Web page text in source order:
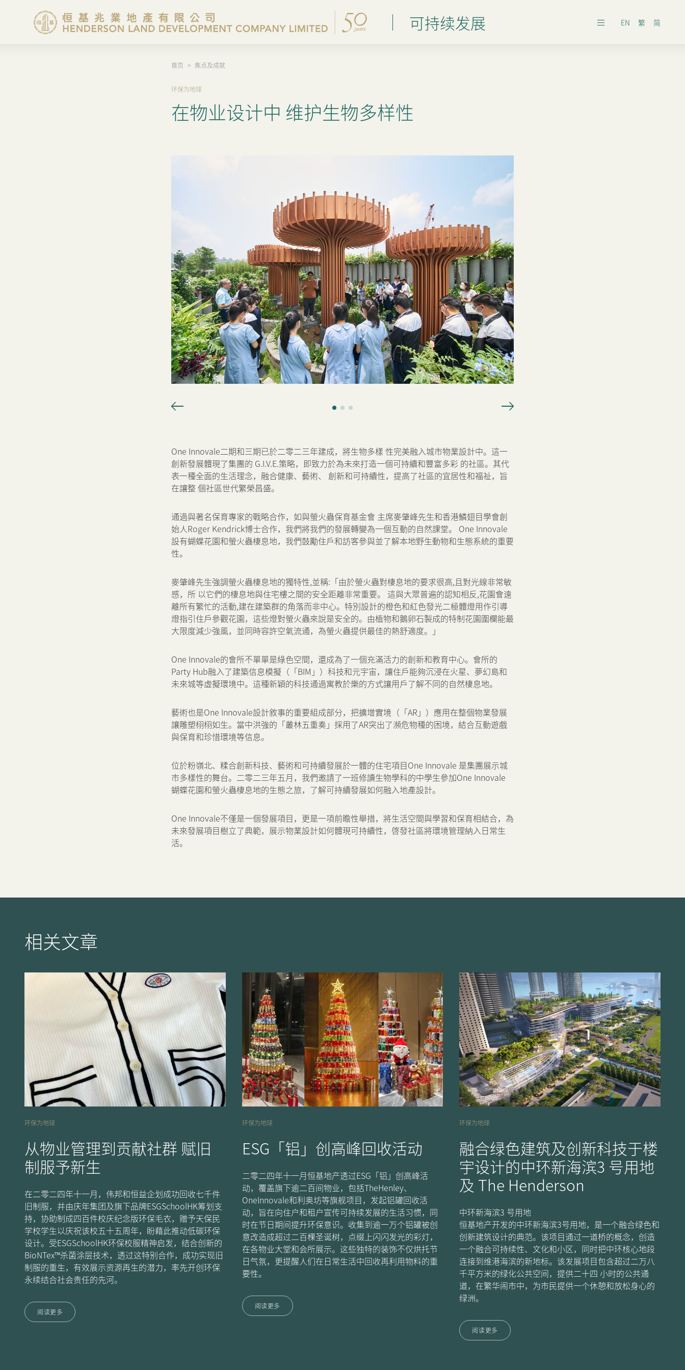
可持续发展 EN 繁 简
首页 > 焦点及成就
环保为地球
在物业设计中 维护生物多样性
One Innovale二期和三期已於二零二三年建成，將生物多樣 性完美融入城市物業設計中。這一
創新發展體現了集團的 G.I.V.E.策略，即致力於為未來打造一個可持續和豐富多彩 的社區。其代
表一種全面的生活理念，融合健康、藝術、 創新和可持續性，提高了社區的宜居性和福祉，旨
在讓整 個社區世代繁榮昌盛。
通過與著名保育專家的戰略合作，如與螢火蟲保育基金會 主席麥肇峰先生和香港鱗翅目學會創
始人Roger Kendrick博士合作，我們將我們的發展轉變為一個互動的自然課堂。 One Innovale
設有蝴蝶花園和螢火蟲棲息地，我們鼓勵住戶和訪客參與並了解本地野生動物和生態系統的重要
性。
麥肇峰先生強調螢火蟲棲息地的獨特性,並稱:「由於螢火蟲對棲息地的要求很高,且對光線非常敏
感，所 以它們的棲息地與住宅樓之間的安全距離非常重要。 這與大眾普遍的認知相反,花園會遠
離所有繁忙的活動,建在建築群的角落而非中心。特別設計的橙色和紅色發光二極體燈用作引導
燈指引住戶參觀花園，這些燈對螢火蟲來說是安全的。由植物和鵝卵石製成的特制花園圍欄能最
大限度減少強風，並同時容許空氣流通，為螢火蟲提供最佳的熱舒適度。」
One Innovale的會所不單單是綠色空間，還成為了一個充滿活力的創新和教育中心。會所的
Party Hub融入了建築信息模擬（「BIM」）科技和元宇宙，讓住戶能夠沉浸在火星、夢幻島和
未來城等虛擬環境中。這種新穎的科技通過寓教於樂的方式讓用戶了解不同的自然棲息地。
藝術也是One Innovale設計敘事的重要組成部分，把擴增實境（「AR」）應用在整個物業發展
讓雕塑栩栩如生。當中洪強的「叢林五重奏」採用了AR突出了瀕危物種的困境，結合互動遊戲
與保育和珍惜環境等信息。
位於粉嶺北、糅合創新科技、藝術和可持續發展於一體的住宅項目One Innovale 是集團展示城
市多樣性的舞台。二零二三年五月，我們邀請了一班修讀生物學科的中學生參加One Innovale
蝴蝶花園和螢火蟲棲息地的生態之旅，了解可持續發展如何融入地產設計。
One Innovale不僅是一個發展項目，更是一項前瞻性舉措，將生活空間與學習和保育相結合，為
未來發展項目樹立了典範，展示物業設計如何體現可持續性，啓發社區將環境管理納入日常生
活。
相关文章
环保为地球
从物业管理到贡献社群 赋旧
制服予新生
在二零二四年十一月，伟邦和恒益企划成功回收七千件
旧制服，并由庆年集团及旗下品牌ESGSchoolHK筹划支
持，协助制成四百件校庆纪念版环保毛衣，赠予天保民
学校学生以庆祝该校五十五周年，盼藉此推动低碳环保
设计。受ESGSchoolHK环保校服精神启发，结合创新的
BioNTex™杀菌涂层技术，透过这特别合作，成功实现旧
制服的重生，有效展示资源再生的潜力，率先开创环保
永续结合社会责任的先河。
阅读更多
环保为地球
ESG「铝」创高峰回收活动
二零二四年十一月恒基地产透过ESG「铝」创高峰活
动，覆盖旗下逾二百间物业，包括TheHenley、
OneInnovale和利奥坊等旗舰项目，发起铝罐回收活
动，旨在向住户和租户宣传可持续发展的生活习惯，同
时在节日期间提升环保意识。收集到逾一万个铝罐被创
意改造成超过二百棵圣诞树，点缀上闪闪发光的彩灯，
在各物业大堂和会所展示。这些独特的装饰不仅烘托节
日气氛，更提醒人们在日常生活中回收再利用物料的重
要性。
阅读更多
环保为地球
融合绿色建筑及创新科技于楼
宇设计的中环新海滨3 号用地
及 The Henderson
中环新海滨3 号用地
恒基地产开发的中环新海滨3号用地，是一个融合绿色和
创新建筑设计的典范。该项目通过一道桥的概念，创造
一个融合可持续性、文化和小区，同时把中环核心地段
连接到维港海滨的新地标。该发展项目包含超过二万八
千平方米的绿化公共空间，提供二十四 小时的公共通
道，在繁华闹市中，为市民提供一个休憩和放松身心的
绿洲。
阅读更多